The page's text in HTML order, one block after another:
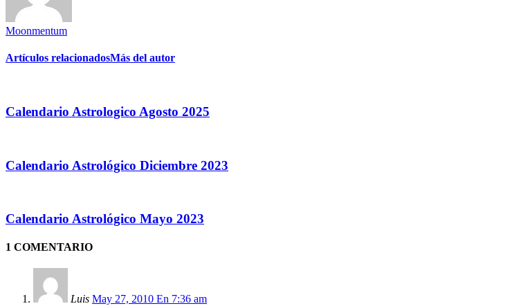
Moonmentum
Artículos relacionadosMás del autor
Calendario Astrologico Agosto 2025
Calendario Astrológico Diciembre 2023
Calendario Astrológico Mayo 2023
1 COMENTARIO
Luis May 27, 2010 En 7:36 am